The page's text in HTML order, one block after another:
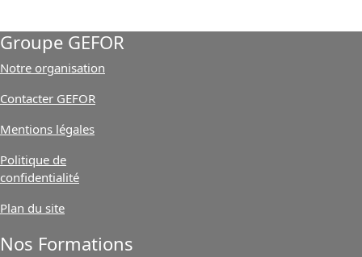
Groupe GEFOR
Notre organisation
Contacter GEFOR
Mentions légales
Politique de
confidentialité
Plan du site
Nos Formations